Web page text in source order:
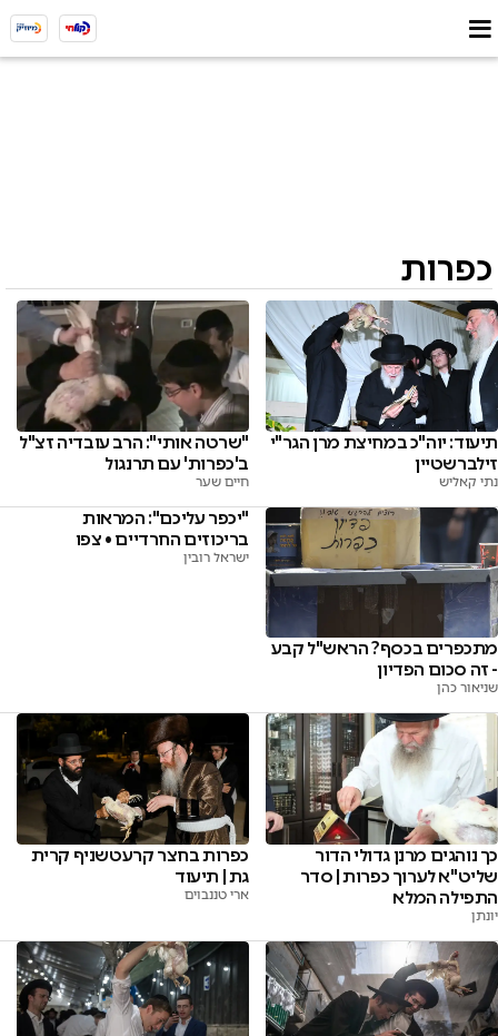
כפרות
תיעוד: יוה"כ במחיצת מרן הגר"י
זילברשטיין
נתי קאליש
"שרטה אותי": הרב עובדיה זצ"ל
ב'כפרות' עם תרנגול
חיים שער
מתכפרים בכסף? הראש"ל קבע
- זה סכום הפדיון
שניאור כהן
"יכפר עליכם": המראות
בריכוזים החרדיים • צפו
ישראל רובין
כך נוהגים מרנן גדולי הדור
שליט"א לערוך כפרות | סדר
התפילה המלא
יונתן
כפרות בחצר קרעטשניף קרית
גת | תיעוד
ארי טננבוים